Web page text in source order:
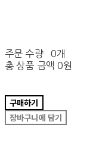
주문 수량
0개
총 상품 금액 0원
구매하기
장바구니에 담기